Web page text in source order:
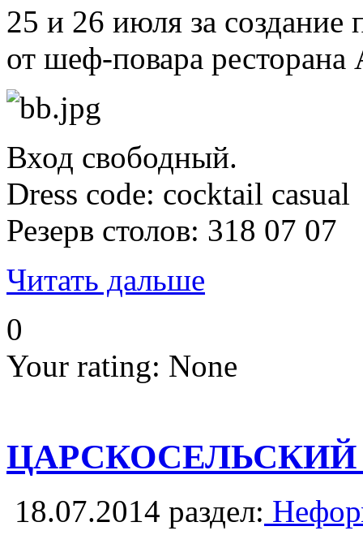
25 и 26 июля за
от шеф-повара ресторана
Вход свободный.
Dress code: cocktail casual
Резерв столов: 318 07 07
Читать дальше
0
Your rating: None
18.07.2014 раздел: